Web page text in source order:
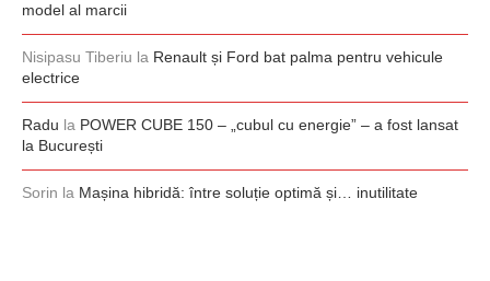
model al marcii
Nisipasu Tiberiu la Renault și Ford bat palma pentru vehicule
electrice
Radu la POWER CUBE 150 – „cubul cu energie” – a fost lansat
la București
Sorin la Mașina hibridă: între soluție optimă și… inutilitate